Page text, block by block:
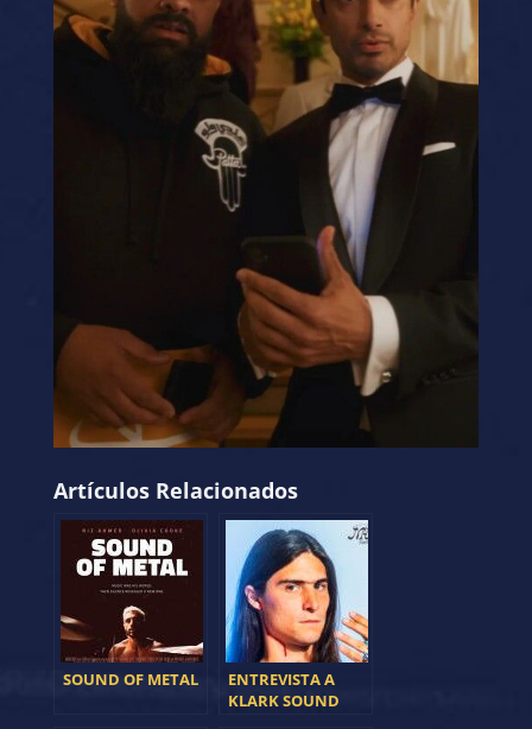
Artículos Relacionados
SOUND OF METAL
ENTREVISTA A
KLARK SOUND